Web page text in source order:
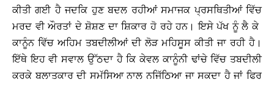
ਕੀਤੀ ਗਈ ਹੈ ਜਦਕਿ ਹੁਣ ਬਦਲ ਰਹੀਆਂ ਸਮਾਜਕ ਪ੍ਰਸਥਿਤੀਆਂ ਵਿੱਚ
ਮਰਦ ਵੀ ਔਰਤਾਂ ਦੇ ਸ਼ੋਸ਼ਣ ਦਾ ਸ਼ਿਕਾਰ ਹੋ ਰਹੇ ਹਨ। ਇਸੇ ਪੱਖ ਨੂੰ ਲੈ ਕੇ
ਕਾਨੂੰਨ ਵਿੱਚ ਅਹਿਮ ਤਬਦੀਲੀਆਂ ਦੀ ਲੋੜ ਮਹਿਸੂਸ ਕੀਤੀ ਜਾ ਰਹੀ ਹੈ।
ਇੱਥੇ ਇਹ ਵੀ ਸਵਾਲ ਉੱਠਦਾ ਹੈ ਕਿ ਕੇਵਲ ਕਾਨੂੰਨੀ ਢਾਂਚੇ ਵਿੱਚ ਤਬਦੀਲੀ
ਕਰਕੇ ਬਲਾਤਕਾਰ ਦੀ ਸਮੱਸਿਆ ਨਾਲ ਨਜਿੱਠਿਆ ਜਾ ਸਕਦਾ ਹੈ ਜਾਂ ਫਿਰ